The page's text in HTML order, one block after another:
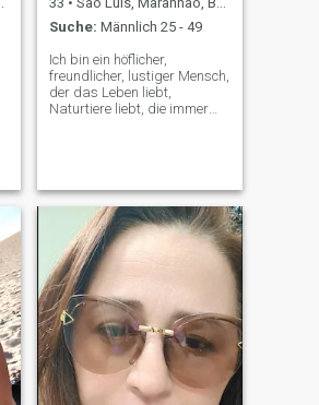
Suche: Männlich 25 - 49
Ich bin ein höflicher,
freundlicher, lustiger Mensch,
der das Leben liebt,
Naturtiere liebt, die immer